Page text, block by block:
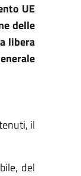
UE
delle
libera
il
del